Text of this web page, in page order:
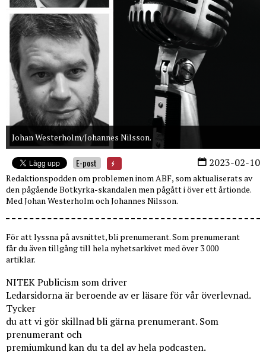
Johan Westerholm/Johannes Nilsson.
2023-02-10
E-post
Redaktionspodden om problemen inom ABF, som aktualiserats av
den pågående Botkyrka-skandalen men pågått i över ett årtionde.
Med Johan Westerholm och Johannes Nilsson.
För att lyssna på avsnittet, bli prenumerant. Som prenumerant
får du även tillgång till hela nyhetsarkivet med över 3 000
artiklar.
NITEK Publicism som driver
Ledarsidorna är beroende av er läsare för vår överlevnad.
Tycker
du att vi gör skillnad bli gärna prenumerant. Som
prenumerant och
premiumkund kan du ta del av hela podcasten.